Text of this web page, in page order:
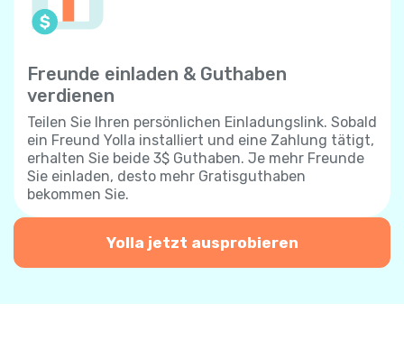
Freunde einladen & Guthaben
verdienen
Teilen Sie Ihren persönlichen Einladungslink. Sobald
ein Freund Yolla installiert und eine Zahlung tätigt,
erhalten Sie beide 3$ Guthaben. Je mehr Freunde
Sie einladen, desto mehr Gratisguthaben
bekommen Sie.
Yolla jetzt ausprobieren